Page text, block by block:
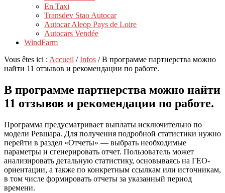
En Taxi
Transdev Stao Autocar
Autocar Aleop Pays de Loire
Autocars Vendée
WindFarm
Vous êtes ici : Accueil / Infos /В программе партнерства можно
найти 11 отзывов и рекомендации по работе.
В программе партнерства можно найти
11 отзывов и рекомендации по работе.
Программа предусматривает выплаты исключительно по
модели Ревшара. Для получения подробной статистики нужно
перейти в раздел «Отчеты» — выбрать необходимые
параметры и сгенерировать отчет. Пользователь может
анализировать детальную статистику, основываясь на ГЕО-
ориентации, а также по конкретным ссылкам или источникам,
в том числе формировать отчеты за указанный период
времени.